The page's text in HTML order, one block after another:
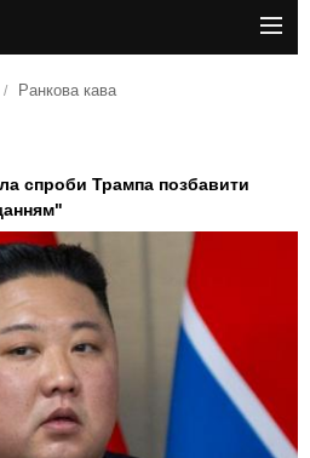
Ранкова кава
спроби Трампа позбавити